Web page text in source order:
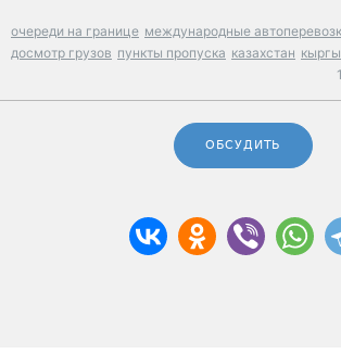
очереди на границе международные
досмотр грузов пункты пропуска казахстан
ОБСУДИТЬ